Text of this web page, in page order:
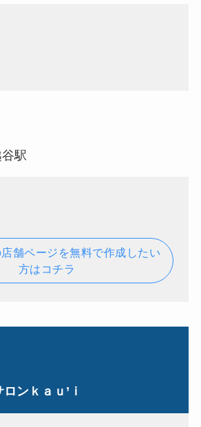
駅
舗ページを無料で作成したい
方はコチラ
ンｋａｕ’ｉ